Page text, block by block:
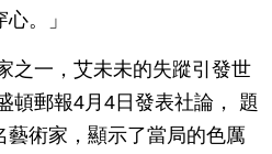
。」
之一，艾未未的失蹤引發世
頓郵報4月4日發表社論， 題
藝術家，顯示了當局的色厲